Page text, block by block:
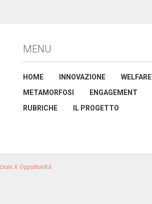
MENU
HOME INNOVAZIONE
WELFARE
METAMORFOSI
ENGAGEMENT
RUBRICHE
IL PROGETTO
X Opportunità